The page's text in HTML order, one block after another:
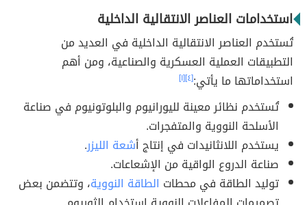
استخدامات العناصر الانتقالية الداخلية
تُستخدم العناصر الانتقالية الداخلية في العديد من
التطبيقات العملية العسكرية والصناعية، ومن أهم
استخداماتها ما يأتي:[٤] [١]
تُستخدم نظائر معينة لليورانيوم والبلوتونيوم في صناعة
الأسلحة النووية والمتفجرات.
يستخدم اللانثانيدات في إنتاج أشعة الليزر.
صناعة الدروع الواقية من الإشعاعات.
توليد الطاقة في محطات الطاقة النووية، وتتضمن بعض